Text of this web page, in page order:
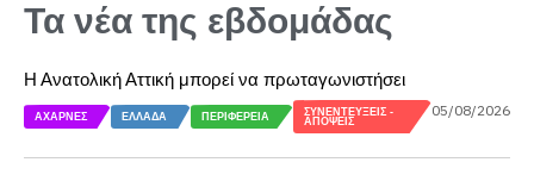
Τα νέα της εβδομάδας
Η Ανατολική Αττική μπορεί να πρωταγωνιστήσει
ΑΧΑΡΝΈΣ ΕΛΛΆΔΑ ΠΕΡΙΦΈΡΕΙΑ
ΣΥΝΕΝΤΕΎΞΕΙΣ -
ΑΠΌΨΕΙΣ
05/08/2026